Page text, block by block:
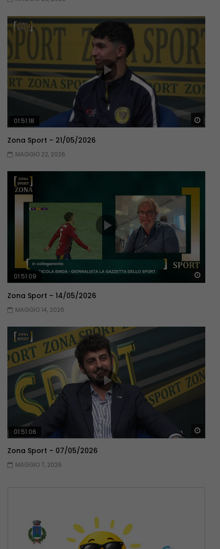
01:51:18
Zona Sport – 21/05/2026
MAGGIO 22, 2026
01:51:09
Zona Sport – 14/05/2026
MAGGIO 14, 2026
01:51:06
Zona Sport – 07/05/2026
MAGGIO 7, 2026